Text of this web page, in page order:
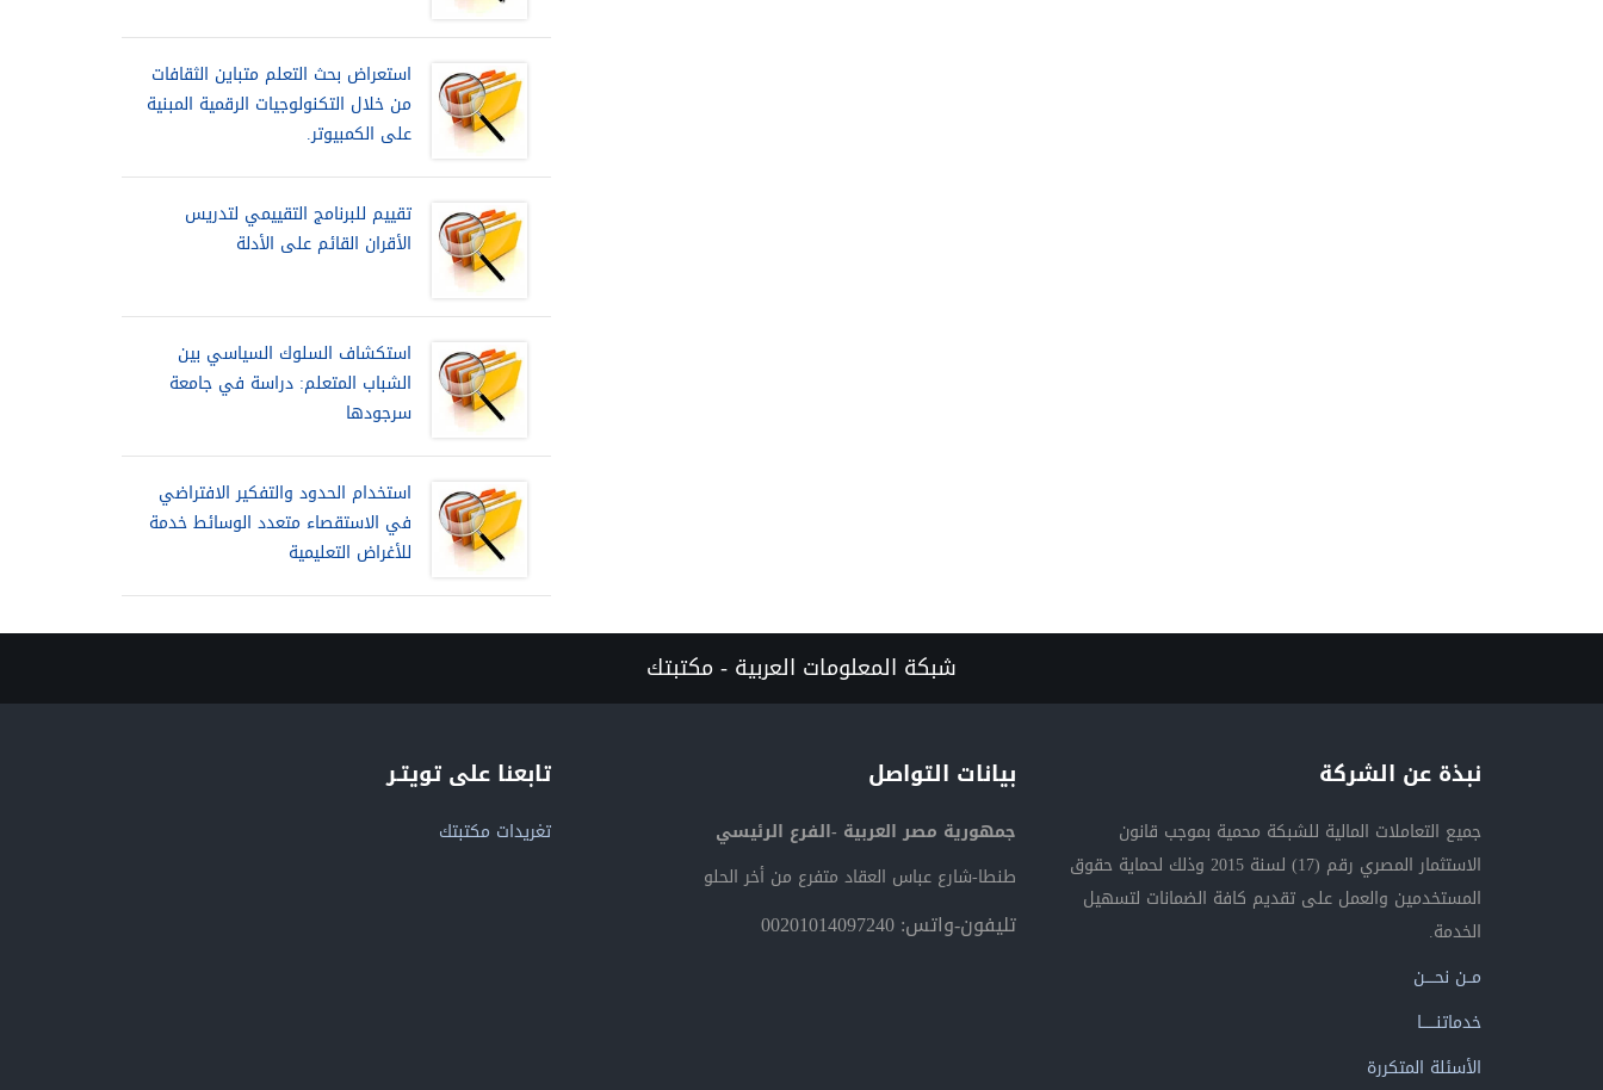
استعراض بحث التعلم متباين الثقافات
من خلال التكنولوجيات الرقمية المبنية
على الكمبيوتر.
تقييم للبرنامج التقييمي لتدريس
الأقران القائم على الأدلة
استكشاف السلوك السياسي بين
الشباب المتعلم: دراسة في جامعة
سرجودها
استخدام الحدود والتفكير الافتراضي
في الاستقصاء متعدد الوسائط خدمة
للأغراض التعليمية
شبكة المعلومات العربية - مكتبتك
نبذة عن الشركة
جميع التعاملات المالية للشبكة محمية بموجب قانون
الاستثمار المصري رقم (17) لسنة 2015 وذلك لحماية حقوق
المستخدمين والعمل على تقديم كافة الضمانات لتسهيل
الخدمة.
مــن نحــــن
خدماتنــــــا
الأسئلة المتكررة
بيانات التواصل
جمهورية مصر العربية -الفرع الرئيسي
طنطا-شارع عباس العقاد متفرع من أخر الحلو
تليفون-واتس: 00201014097240
تابعنا على تويتـر
تغريدات مكتبتك